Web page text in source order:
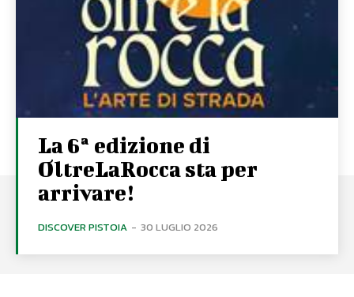
La 6ª edizione di
OltreLaRocca sta per
arrivare!
DISCOVER PISTOIA - 30 LUGLIO 2026